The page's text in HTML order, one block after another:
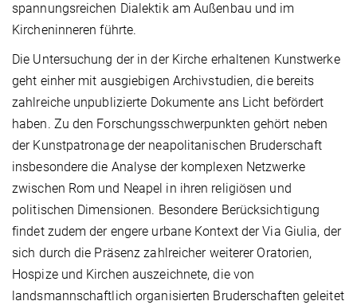
spannungsreichen Dialektik am Außenbau und im
Kircheninneren führte.
Die Untersuchung der in der Kirche erhaltenen Kunstwerke
geht einher mit ausgiebigen Archivstudien, die bereits
zahlreiche unpublizierte Dokumente ans Licht befördert
haben. Zu den Forschungsschwerpunkten gehört neben
der Kunstpatronage der neapolitanischen Bruderschaft
insbesondere die Analyse der komplexen Netzwerke
zwischen Rom und Neapel in ihren religiösen und
politischen Dimensionen. Besondere Berücksichtigung
findet zudem der engere urbane Kontext der Via Giulia, der
sich durch die Präsenz zahlreicher weiterer Oratorien,
Hospize und Kirchen auszeichnete, die von
landsmannschaftlich organisierten Bruderschaften geleitet